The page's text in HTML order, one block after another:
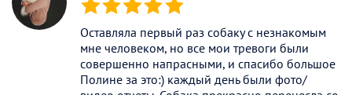
(*) (*) (*) (*) (*)
Оставляла первый раз собаку с незнакомым
мне человеком, но все мои тревоги были
совершенно напрасными, и спасибо большое
Полине за это:) каждый день были фото/